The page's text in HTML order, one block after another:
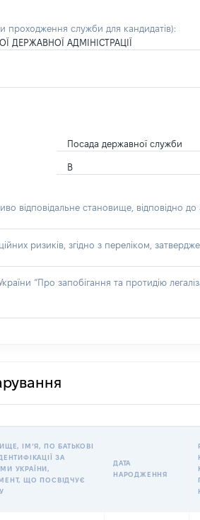
проходження служби для кандидатів):
АДМІНІСТРАЦІЇ
Посада державної служби
В
відповідальне становище, відповідно
ризиків, згідно з переліком,
“Про запобігання та протидію
ІМʼЯ, ПО БАТЬКОВІ
ЗА
УКРАЇНИ,
ЩО ПОСВІДЧУЄ
ДАТА
НАРОДЖЕННЯ